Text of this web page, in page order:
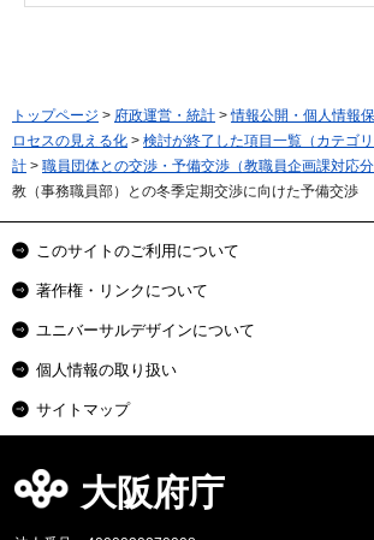
トップページ > 府政運営・統計 >情報公開・個人情報
ロセスの見える化 > 検討が終了した項目一覧（カテゴリ
計 > 職員団体との交渉・予備交渉（教職員企画課対応分
教（事務職員部）との冬季定期交渉に向けた予備交渉
このサイトのご利用について
著作権・リンクについて
ユニバーサルデザインについて
個人情報の取り扱い
サイトマップ
大阪府庁